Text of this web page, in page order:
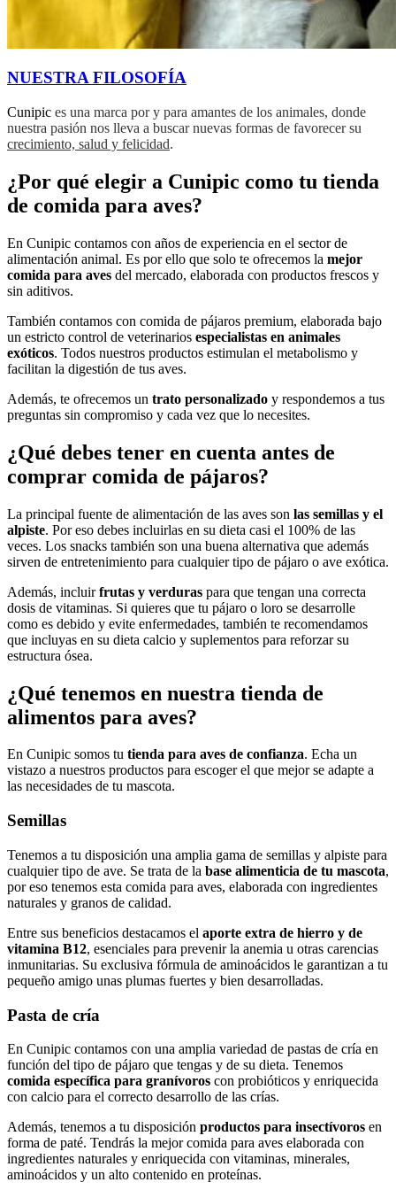
NUESTRA FILOSOFÍA
Cunipic es una marca por y para amantes de los animales, donde
nuestra pasión nos lleva a buscar nuevas formas de favorecer su
crecimiento, salud y felicidad.
¿Por qué elegir a Cunipic como tu tienda
de comida para aves?
En Cunipic contamos con años de experiencia en el sector de
alimentación animal. Es por ello que solo te ofrecemos la mejor
comida para aves del mercado, elaborada con productos frescos y
sin aditivos.
También contamos con comida de pájaros premium, elaborada bajo
un estricto control de veterinarios especialistas en animales
exóticos. Todos nuestros productos estimulan el metabolismo y
facilitan la digestión de tus aves.
Además, te ofrecemos un trato personalizado y respondemos a tus
preguntas sin compromiso y cada vez que lo necesites.
¿Qué debes tener en cuenta antes de
comprar comida de pájaros?
La principal fuente de alimentación de las aves son las semillas y el
alpiste. Por eso debes incluirlas en su dieta casi el 100% de las
veces. Los snacks también son una buena alternativa que además
sirven de entretenimiento para cualquier tipo de pájaro o ave exótica.
Además, incluirfrutas y verduras para que tengan una correcta
dosis de vitaminas. Si quieres que tu pájaro o loro se desarrolle
como es debido y evite enfermedades, también te recomendamos
que incluyas en su dieta calcio y suplementos para reforzar su
estructura ósea.
¿Qué tenemos en nuestra tienda de
alimentos para aves?
En Cunipic somos tu tienda para aves de confianza. Echa un
vistazo a nuestros productos para escoger el que mejor se adapte a
las necesidades de tu mascota.
Semillas
Tenemos a tu disposición una amplia gama de semillas y alpiste para
cualquier tipo de ave. Se trata de la base alimenticia de tu mascota,
por eso tenemos esta comida para aves, elaborada con ingredientes
naturales y granos de calidad.
Entre sus beneficios destacamos el aporte extra de hierro y de
vitamina B12, esenciales para prevenir la anemia u otras carencias
inmunitarias. Su exclusiva fórmula de aminoácidos le garantizan a tu
pequeño amigo unas plumas fuertes y bien desarrolladas.
Pasta de cría
En Cunipic contamos con una amplia variedad de pastas de cría en
función del tipo de pájaro que tengas y de su dieta. Tenemos
comida específica para granívoros con probióticos y enriquecida
con calcio para el correcto desarrollo de las crías.
Además, tenemos a tu disposición productos para insectívoros en
forma de paté. Tendrás la mejor comida para aves elaborada con
ingredientes naturales y enriquecida con vitaminas, minerales,
aminoácidos y un alto contenido en proteínas.